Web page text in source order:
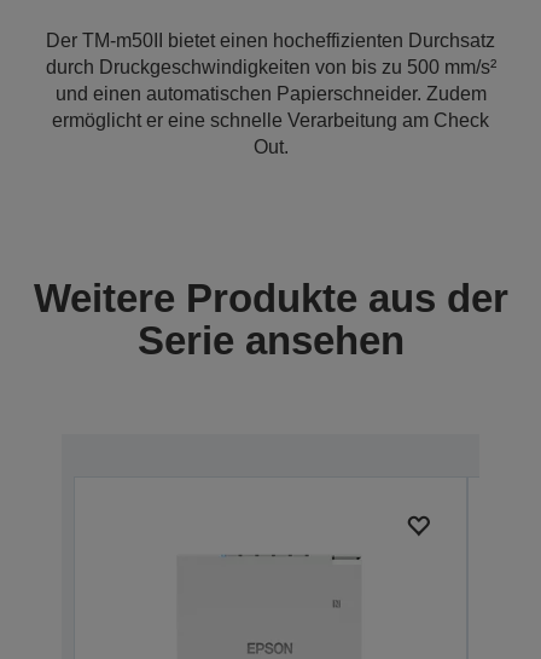
Der TM-m50II bietet einen hocheffizienten Durchsatz
durch Druckgeschwindigkeiten von bis zu 500 mm/s²
und einen automatischen Papierschneider. Zudem
ermöglicht er eine schnelle Verarbeitung am Check
Out.
Weitere Produkte aus der
Serie ansehen